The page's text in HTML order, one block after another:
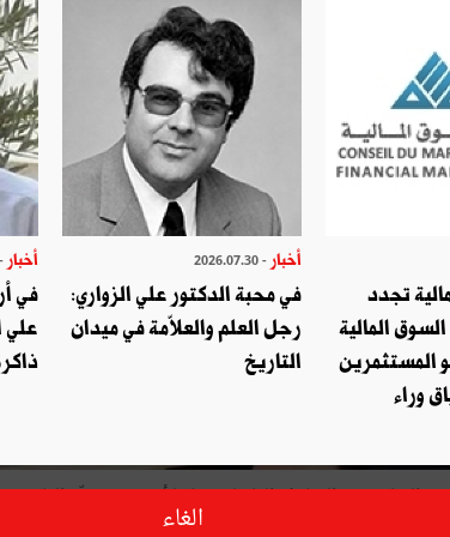
من المعارف الماقبليّة، علينا أن نحدّد بدقّة الغاية من
تجدد
المالية
المستثمرين
وراء
أخبار - 2026.07.30
في محبة الدكتور علي الزواري:
رجل العلم والعلاّمة في ميدان
التاريخ
أخبار - 2026.07.29
في
علي
الغاء